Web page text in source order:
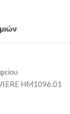
HM1096.01